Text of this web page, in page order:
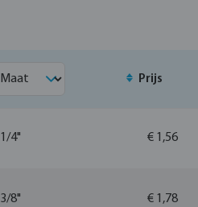
Prijs
1/4" € 1,56
3/8" € 1,78